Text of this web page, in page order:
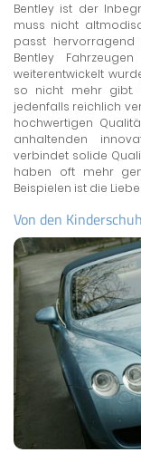
Bentley ist der
muss nicht
passt hervorragend
Bentley
weiterentwickelt
so nicht mehr gibt.
jedenfalls reichlich
hochwertigen
anhaltenden
verbindet solide
haben oft mehr
Beispielen ist die
Von den